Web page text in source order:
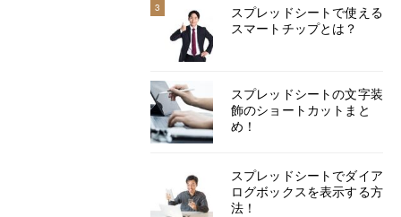
3
スプレッドシートで使える
スマートチップとは？
スプレッドシートの文字装
飾のショートカットまと
め！
スプレッドシートでダイア
ログボックスを表示する方
法！